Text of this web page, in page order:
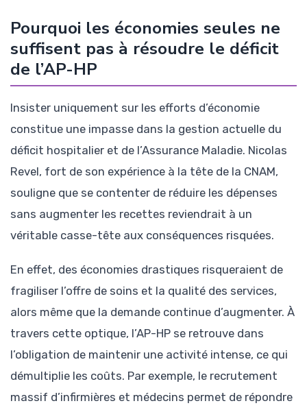
Pourquoi les économies seules ne
suffisent pas à résoudre le déficit
de l’AP-HP
Insister uniquement sur les efforts d’économie
constitue une impasse dans la gestion actuelle du
déficit hospitalier et de l’Assurance Maladie. Nicolas
Revel, fort de son expérience à la tête de la CNAM,
souligne que se contenter de réduire les dépenses
sans augmenter les recettes reviendrait à un
véritable casse-tête aux conséquences risquées.
En effet, des économies drastiques risqueraient de
fragiliser l’offre de soins et la qualité des services,
alors même que la demande continue d’augmenter. À
travers cette optique, l’AP-HP se retrouve dans
l’obligation de maintenir une activité intense, ce qui
démultiplie les coûts. Par exemple, le recrutement
massif d’infirmières et médecins permet de répondre